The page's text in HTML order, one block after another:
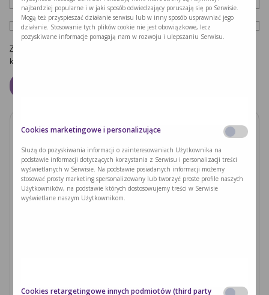
Zapamiętaj moje dane w tej przeglądarce podczas pisania kolejnych
komentarzy.
Zobacz również
PODUSZKI Z PAPIERU RYŻOWEGO Z
JACKFRUITEM I WARZYWAMI
Czytaj dalej >
najbardziej popularne i w jaki sposób odwiedzający poruszają się po Serwisie.
Mogą też przyspieszać działanie serwisu lub w inny sposób usprawniać jego
działanie. Stosowanie tych plików cookie nie jest obowiązkowe, lecz
pozyskiwane informacje pomagają nam w rozwoju i ulepszaniu Serwisu.
Cookies marketingowe i personalizujące
Służą do pozyskiwania informacji o zainteresowaniach Użytkownika na
podstawie informacji dotyczących korzystania z Serwisu i personalizacji treści
wyświetlanych w Serwisie. Na podstawie posiadanych informacji możemy
stosować prosty marketing spersonalizowany lub tworzyć proste profile naszych
Użytkowników, na podstawie których dostosowujemy treści w Serwisie
wyświetlane naszym Użytkownikom.
Cookies retargetingowe innych podmiotów (third party